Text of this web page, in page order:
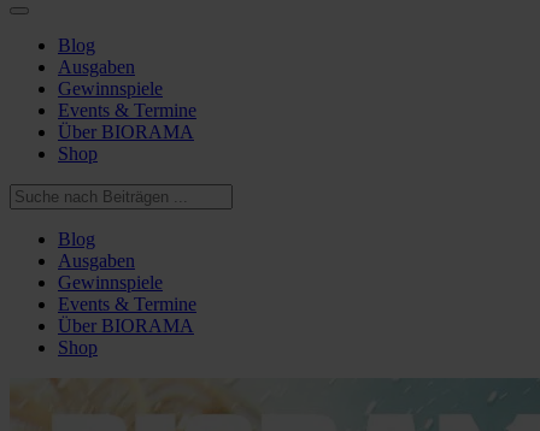
Blog
Ausgaben
Gewinnspiele
Events & Termine
Über BIORAMA
Shop
Blog
Ausgaben
Gewinnspiele
Events & Termine
Über BIORAMA
Shop